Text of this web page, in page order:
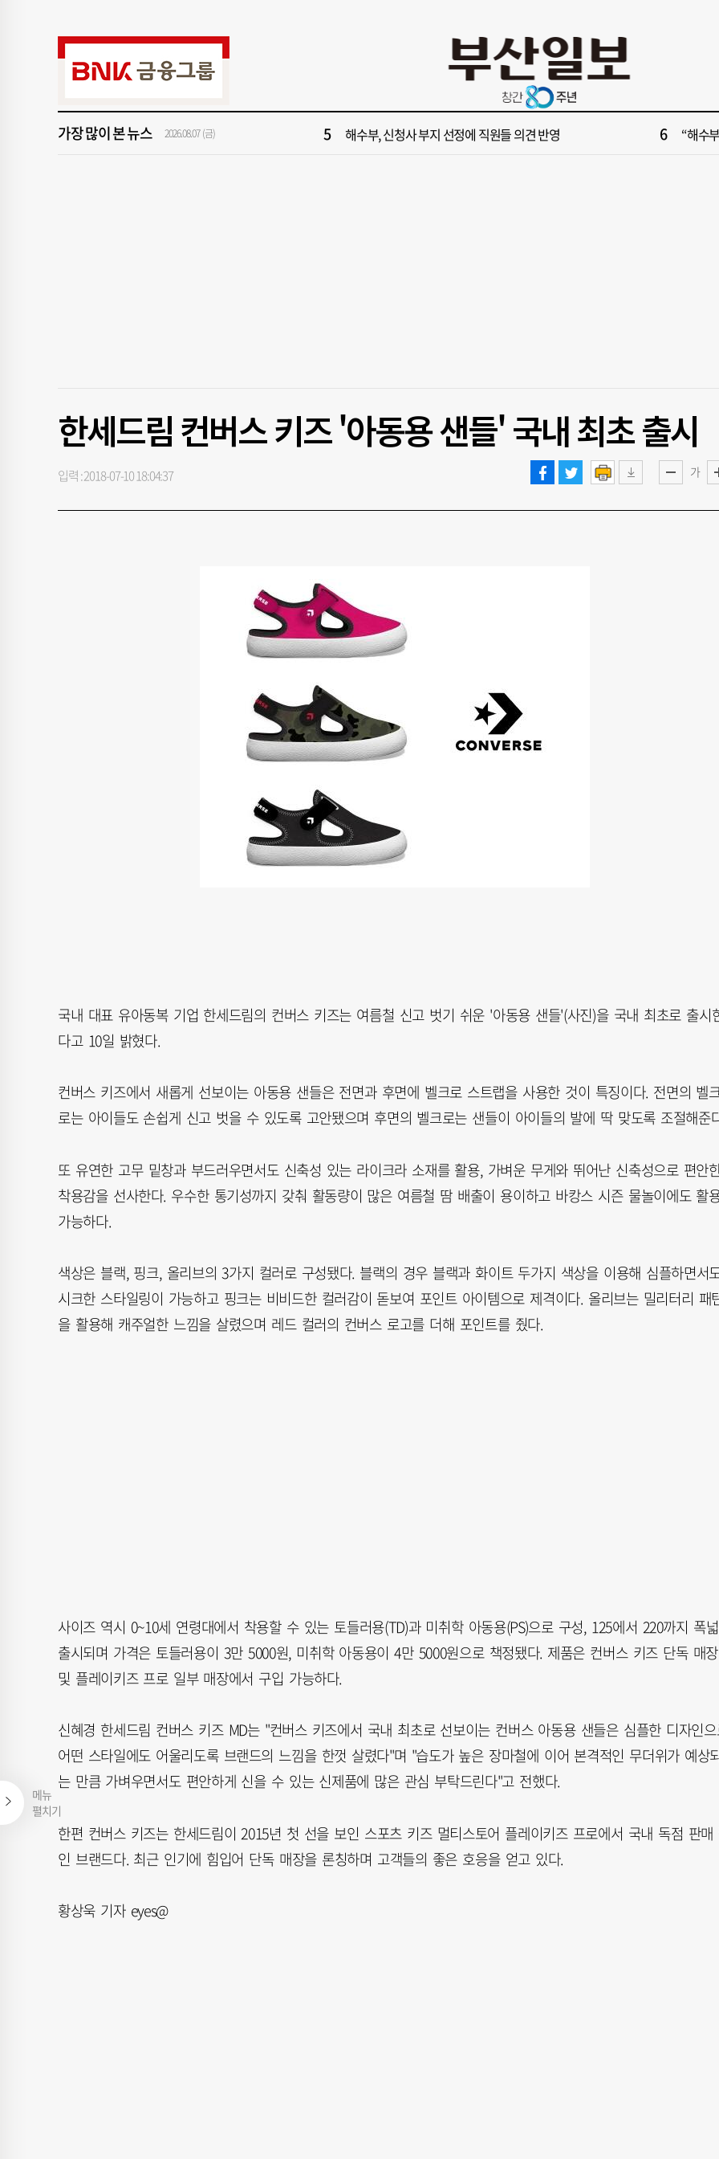
메뉴
펼치기
가장 많이 본 뉴스 2026.08.07 (금)
2028년 첫삽 뜬다더니… ‘범천기지창’ 다시 원점 '구포
‘불가마 부산’ 식히려면 꽉 막힌 바람길 53곳 열어라 [부산
5 해수부, 신청사 부지 선정에 직원들 의견 반영 6 “해수부
한세드림 컨버스 키즈 '아동용 샌들' 국내 최초 출시
가
입력 : 2018-07-10 18:04:37
국내 대표 유아동복 기업 한세드림의 컨버스 키즈는 여름철 신고 벗기 쉬운 '아동용 샌들'(사진)을 국내 최초로 출시
다고 10일 밝혔다.
컨버스 키즈에서 새롭게 선보이는 아동용 샌들은 전면과 후면에 벨크로 스트랩을 사용한 것이 특징이다. 전면의 벨
로는 아이들도 손쉽게 신고 벗을 수 있도록 고안됐으며 후면의 벨크로는 샌들이 아이들의 발에 딱 맞도록 조절해준
또 유연한 고무 밑창과 부드러우면서도 신축성 있는 라이크라 소재를 활용, 가벼운 무게와 뛰어난 신축성으로 편안
착용감을 선사한다. 우수한 통기성까지 갖춰 활동량이 많은 여름철 땀 배출이 용이하고 바캉스 시즌 물놀이에도 활
가능하다.
색상은 블랙, 핑크, 올리브의 3가지 컬러로 구성됐다. 블랙의 경우 블랙과 화이트 두가지 색상을 이용해 심플하면서
시크한 스타일링이 가능하고 핑크는 비비드한 컬러감이 돋보여 포인트 아이템으로 제격이다. 올리브는 밀리터리 패
을 활용해 캐주얼한 느낌을 살렸으며 레드 컬러의 컨버스 로고를 더해 포인트를 줬다.
사이즈 역시 0~10세 연령대에서 착용할 수 있는 토들러용(TD)과 미취학 아동용(PS)으로 구성, 125에서 220까지 폭
출시되며 가격은 토들러용이 3만 5000원, 미취학 아동용이 4만 5000원으로 책정됐다. 제품은 컨버스 키즈 단독 매장
및 플레이키즈 프로 일부 매장에서 구입 가능하다.
신혜경 한세드림 컨버스 키즈 MD는 "컨버스 키즈에서 국내 최초로 선보이는 컨버스 아동용 샌들은 심플한 디자인
어떤 스타일에도 어울리도록 브랜드의 느낌을 한껏 살렸다"며 "습도가 높은 장마철에 이어 본격적인 무더위가 예상
는 만큼 가벼우면서도 편안하게 신을 수 있는 신제품에 많은 관심 부탁드린다"고 전했다.
한편 컨버스 키즈는 한세드림이 2015년 첫 선을 보인 스포츠 키즈 멀티스토어 플레이키즈 프로에서 국내 독점 판매
인 브랜드다. 최근 인기에 힘입어 단독 매장을 론칭하며 고객들의 좋은 호응을 얻고 있다.
황상욱 기자 eyes@